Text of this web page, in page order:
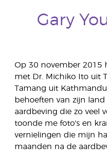
Gary
Op 30 november 2015
met Dr. Michiko Ito uit
Tamang uit
behoeften van zijn
aardbeving die zo veel
toonde me foto's en
vernielingen die mijn
maanden na de